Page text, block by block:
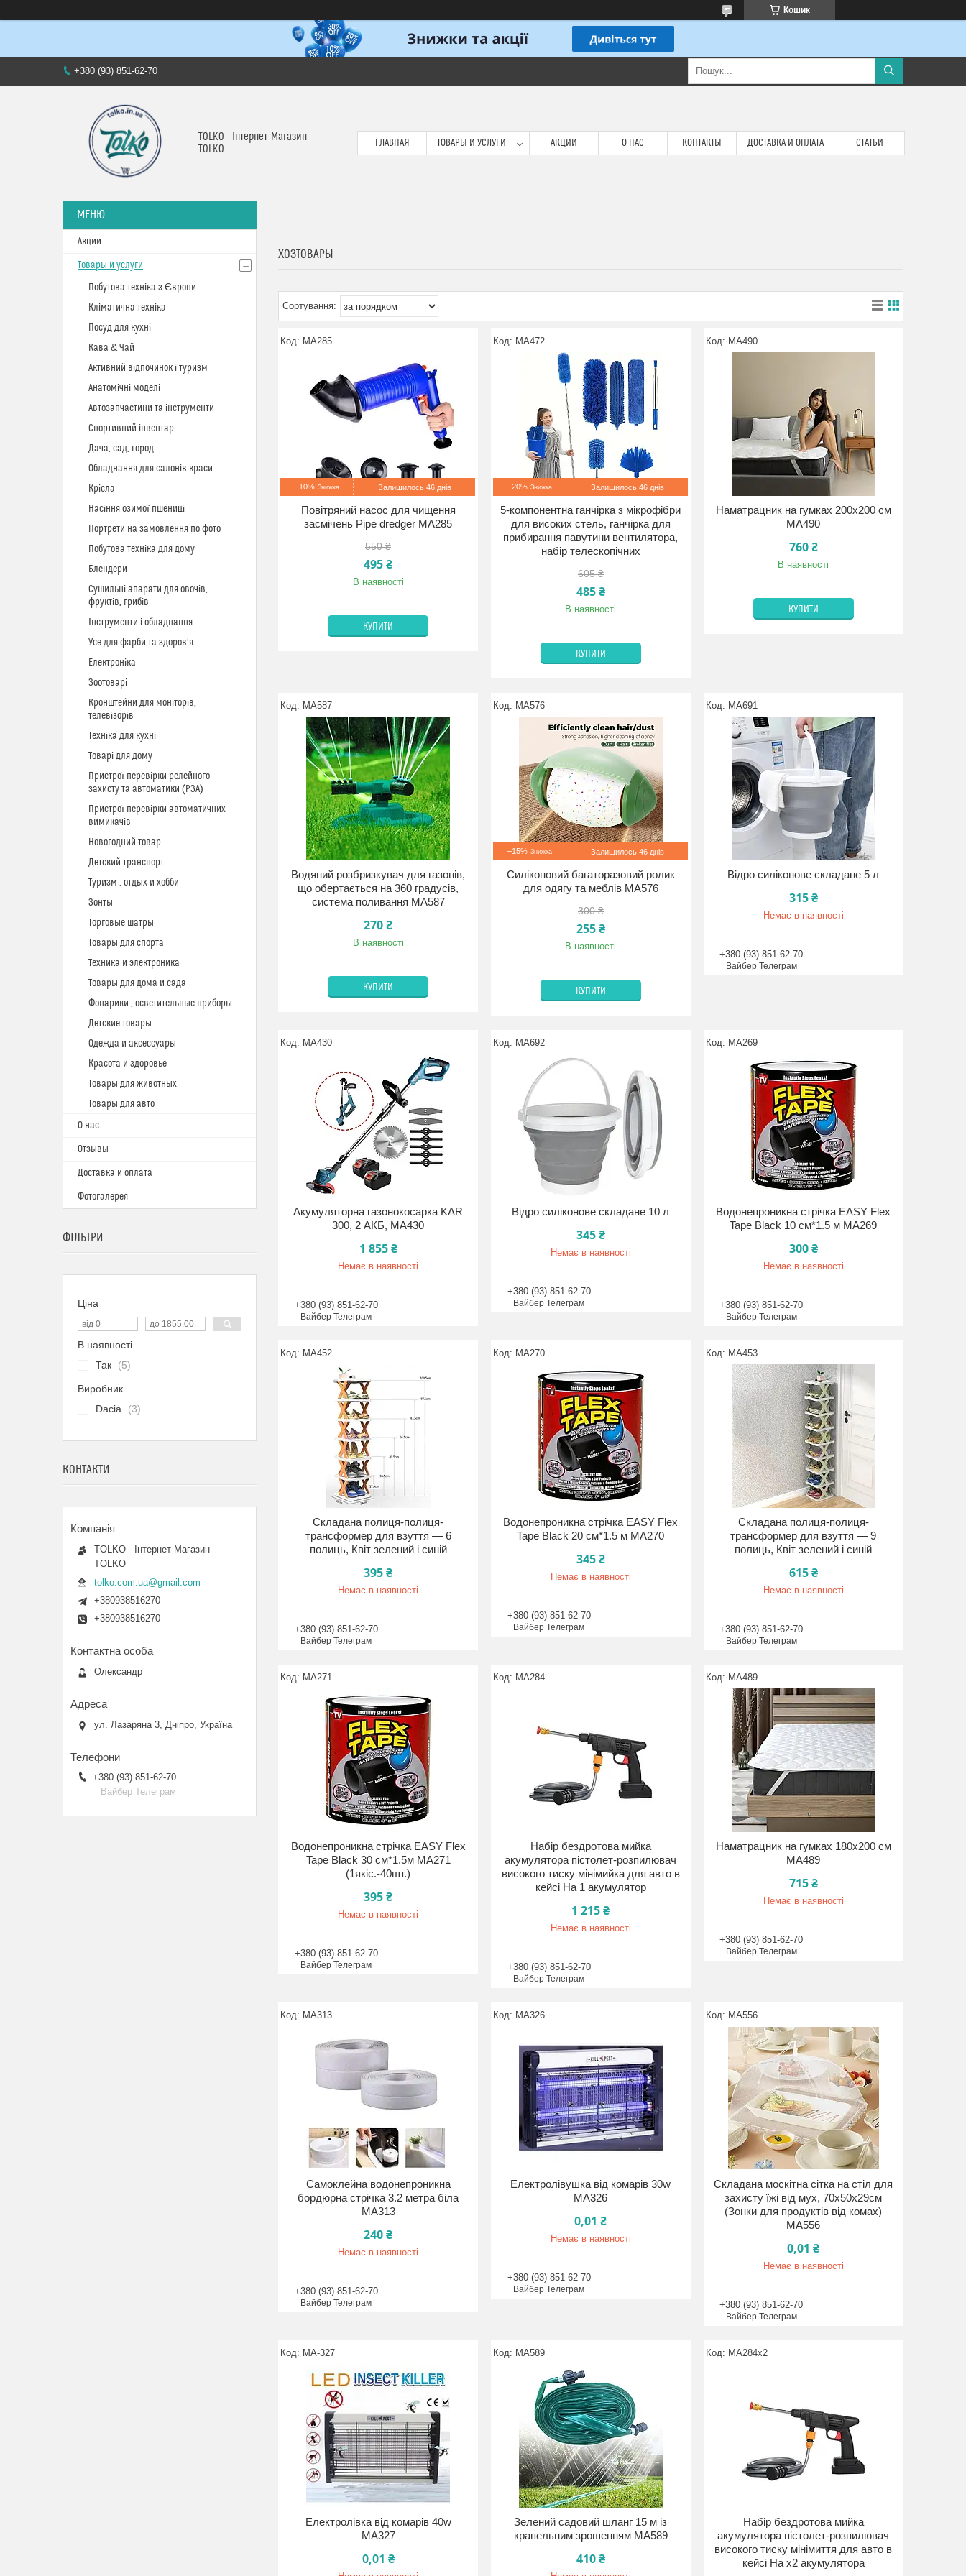
Кошик
+380 (93) 851-62-70
TOLKO - Інтернет-Магазин
TOLKO
ГЛАВНАЯ ТОВАРЫ И УСЛУГИ АКЦИИ О НАС КОНТАКТЫ ДОСТАВКА И ОПЛАТА СТАТЬИ
ХОЗТОВАРЫ
MA285
–10% Залишилось 46 днів
Повітряний насос для чищення
засмічень Pipe dredger MA285
550 ₴
495 ₴
В наявності
КУПИТИ
MA472
–20% Залишилось 46 днів
5-компонентна ганчірка з мікрофібри
для високих стель, ганчірка для
прибирання павутини вентилятора,
набір телескопічних
605 ₴
485 ₴
В наявності
КУПИТИ
MA490
Наматрацник на гумках 200x200 см
MA490
760 ₴
В наявності
КУПИТИ
MA587
Водяний розбризкувач для газонів,
що обертається на 360 градусів,
система поливання MA587
270 ₴
В наявності
КУПИТИ
MA576
–15% Залишилось 46 днів
Силіконовий багаторазовий ролик
для одягу та меблів MA576
300 ₴
255 ₴
В наявності
КУПИТИ
MA691
Відро силіконове складане 5 л
315 ₴
Немає в наявності
+380 (93) 851-62-70
Вайбер Телеграм
MA430
Акумуляторна газонокосарка KAR
300, 2 АКБ, MA430
1 855 ₴
Немає в наявності
+380 (93) 851-62-70
Вайбер Телеграм
MA692
Відро силіконове складане 10 л
345 ₴
Немає в наявності
+380 (93) 851-62-70
Вайбер Телеграм
MA269
Водонепроникна стрічка EASY Flex
Tape Black 10 см*1.5 м MA269
300 ₴
Немає в наявності
+380 (93) 851-62-70
Вайбер Телеграм
MA452
Складана полиця-полиця-
трансформер для взуття — 6
полиць, Квіт зелений і синій
395 ₴
Немає в наявності
+380 (93) 851-62-70
Вайбер Телеграм
MA270
Водонепроникна стрічка EASY Flex
Tape Black 20 см*1.5 м MA270
345 ₴
Немає в наявності
+380 (93) 851-62-70
Вайбер Телеграм
MA453
Складана полиця-полиця-
трансформер для взуття — 9
полиць, Квіт зелений і синій
615 ₴
Немає в наявності
+380 (93) 851-62-70
Вайбер Телеграм
MA271
Водонепроникна стрічка EASY Flex
Tape Black 30 см*1.5м MA271
(1якіс.-40шт.)
395 ₴
Немає в наявності
+380 (93) 851-62-70
Вайбер Телеграм
MA284
Набір бездротова мийка
акумулятора пістолет-розпилювач
високого тиску мінімийка для авто в
кейсі На 1 акумулятор
1 215 ₴
Немає в наявності
+380 (93) 851-62-70
Вайбер Телеграм
MA489
Наматрацник на гумках 180x200 см
MA489
715 ₴
Немає в наявності
+380 (93) 851-62-70
Вайбер Телеграм
MA313
Самоклейна водонепроникна
бордюрна стрічка 3.2 метра біла
MA313
240 ₴
Немає в наявності
+380 (93) 851-62-70
Вайбер Телеграм
MA326
Електролівушка від комарів 30w
MA326
0,01 ₴
Немає в наявності
+380 (93) 851-62-70
Вайбер Телеграм
MA556
Складана москітна сітка на стіл для
захисту їжі від мух, 70x50х29см
(Зонки для продуктів від комах)
MA556
0,01 ₴
Немає в наявності
+380 (93) 851-62-70
Вайбер Телеграм
MA-327
Електролівка від комарів 40w
MA327
0,01 ₴
MA589
Зелений садовий шланг 15 м із
крапельним зрошенням MA589
410 ₴
MA284x2
Набір бездротова мийка
акумулятора пістолет-розпилювач
високого тиску мінімиття для авто в
кейсі На х2 акумулятора
Акции
Товары и услуги
Побутова техніка з Європи
Кліматична техніка
Посуд для кухні
Кава & Чай
Активний відпочинок і туризм
Анатомічні моделі
Автозапчастини та інструменти
Спортивний інвентар
Дача, сад, город
Обладнання для салонів краси
Крісла
Насіння озимої пшениці
Портрети на замовлення по фото
Побутова техніка для дому
Блендери
Сушильні апарати для овочів,
фруктів, грибів
Інструменти і обладнання
Усе для фарби та здоров'я
Електроніка
Зоотоварі
Кронштейни для моніторів,
телевізорів
Техніка для кухні
Товарі для дому
Пристрої перевірки релейного
захисту та автоматики (РЗА)
Пристрої перевірки автоматичних
вимикачів
Новогодний товар
Детский транспорт
Туризм , отдых и хобби
Зонты
Торговые шатры
Товары для спорта
Техника и электроника
Товары для дома и сада
Фонарики , осветительные приборы
Детские товары
Одежда и аксессуары
Красота и здоровье
Товары для животных
Товары для авто
О нас
Отзывы
Доставка и оплата
Фотогалерея
ФІЛЬТРИ
Ціна
В наявності
Так
5
Виробник
Dacia
3
КОНТАКТИ
TOLKO - Інтернет-Магазин
TOLKO
tolko.com.ua@gmail.com
+380938516270
+380938516270
Олександр
ул. Лазаряна 3, Дніпро, Україна
+380 (93) 851-62-70
Вайбер Телеграм